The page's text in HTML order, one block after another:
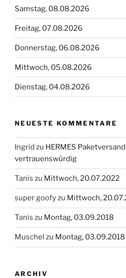
Samstag, 08.08.2026
Freitag, 07.08.2026
Donnerstag, 06.08.2026
Mittwoch, 05.08.2026
Dienstag, 04.08.2026
NEUESTE KOMMENTARE
Ingrid zu HERMES
vertrauenswürdig
Tanis zu Mittwoch, 20.07.2022
super goofyzu Mittwoch,
Tanis zu Montag, 03.09.2018
Muschel zu Montag, 03.09.2018
ARCHIV